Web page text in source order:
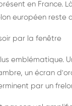
en France.
européen reste
par la fenêtre
emblématique.
un écran
par un